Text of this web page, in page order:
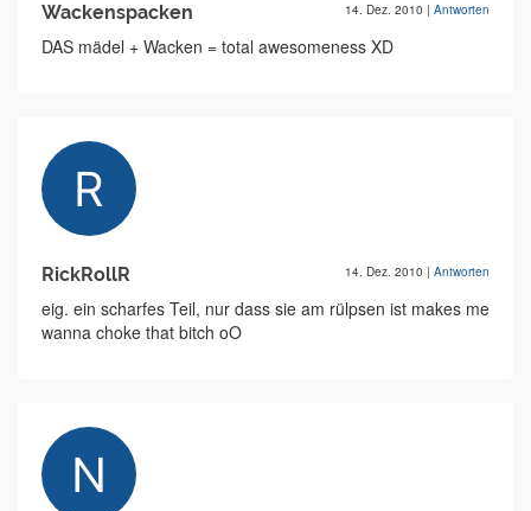
Wackenspacken 14. Dez. 2010 | Antworten
DAS mädel + Wacken = total awesomeness XD
RickRollR 14. Dez. 2010 | Antworten
eig. ein scharfes Teil, nur dass sie am rülpsen ist makes me
wanna choke that bitch oO